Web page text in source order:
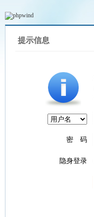
提示信息
密 码
隐身登录